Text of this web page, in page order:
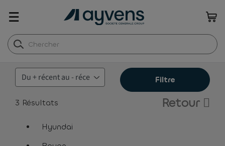
☰
Filtre
3 Résultats Retour
Hyundai